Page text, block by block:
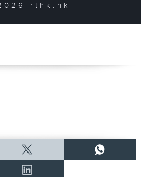
rthk.hk